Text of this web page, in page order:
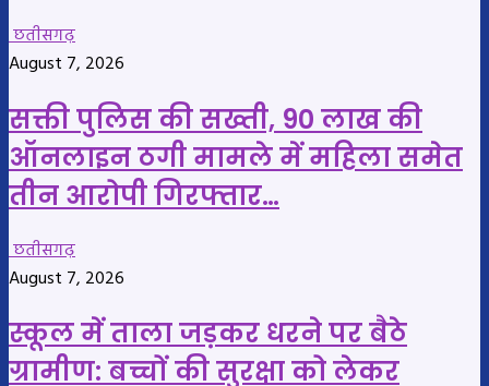
छतीसगढ़
August 7, 2026
सक्ती पुलिस की सख्ती, 90 लाख की
ऑनलाइन ठगी मामले में महिला समेत
तीन आरोपी गिरफ्तार…
छतीसगढ़
August 7, 2026
स्कूल में ताला जड़कर धरने पर बैठे
ग्रामीण: बच्चों की सुरक्षा को लेकर